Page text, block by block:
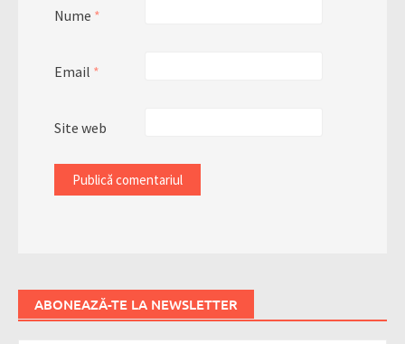
Nume *
Email *
Site web
ABONEAZĂ-TE LA NEWSLETTER